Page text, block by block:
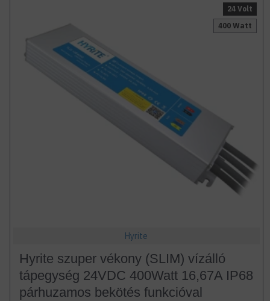
24 Volt
400 Watt
Hyrite
Hyrite szuper vékony (SLIM) vízálló
tápegység 24VDC 400Watt 16,67A IP68
párhuzamos bekötés funkcióval